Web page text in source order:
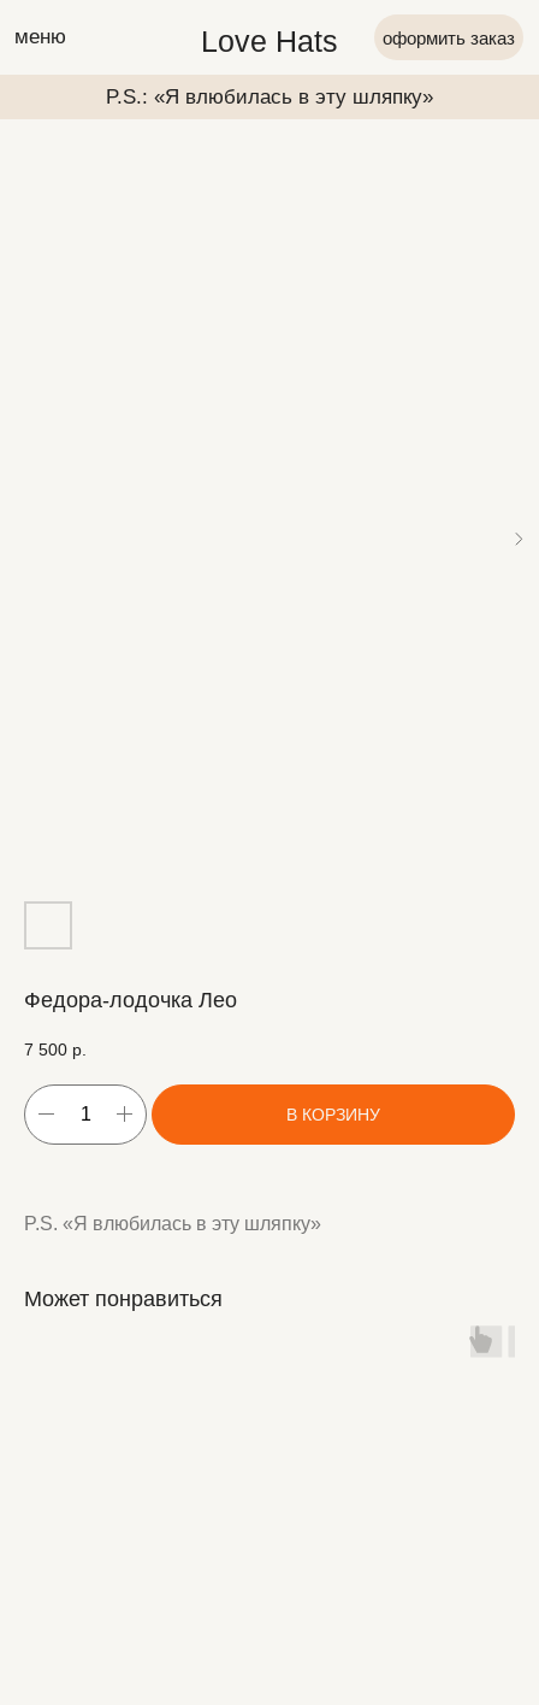
Love Hats
меню оформить заказ
P.S.: «Я влюбилась в эту шляпку» P.S.: «Я
Федора-лодочка Лео
7 500 р.
В КОРЗИНУ
P.S. «Я влюбилась в эту шляпку»
Может понравиться